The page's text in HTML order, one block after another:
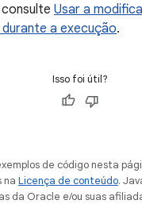
Usar a
durante a execução.
Isso foi útil?
de código nesta
na Licença de conteúdo.
da Oracle e/ou suas